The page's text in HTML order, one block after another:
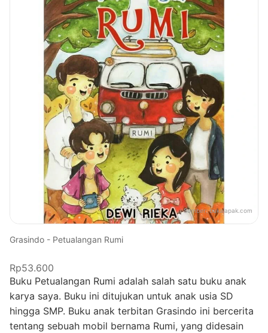
Sumber:bukalapak.com
Grasindo - Petualangan Rumi
Rp53.600
Buku Petualangan Rumi adalah salah satu buku anak
karya saya. Buku ini ditujukan untuk anak usia SD
hingga SMP. Buku anak terbitan Grasindo ini bercerita
tentang sebuah mobil bernama Rumi, yang didesain